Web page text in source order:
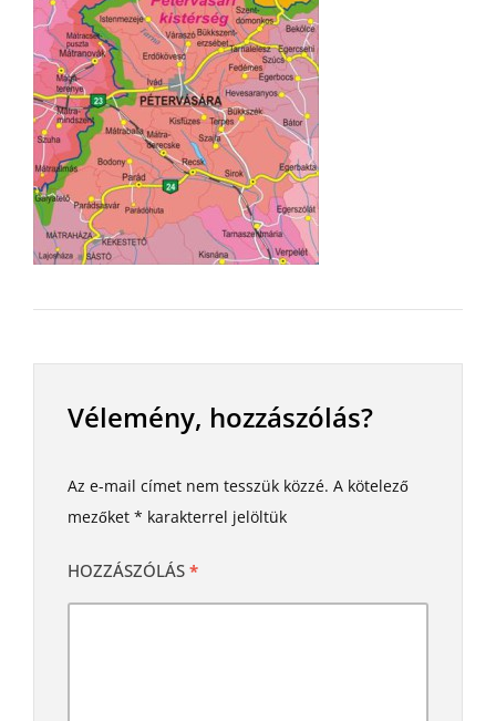
Vélemény, hozzászólás?
Az e-mail címet nem tesszük közzé. A kötelező
mezőket * karakterrel jelöltük
HOZZÁSZÓLÁS *